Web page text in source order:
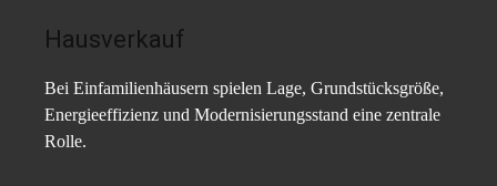
Hausverkauf
Bei Einfamilienhäusern spielen Lage, Grundstücksgröße,
Energieeffizienz und Modernisierungsstand eine zentrale
Rolle.